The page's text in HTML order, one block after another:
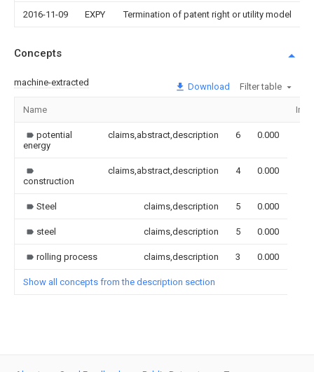
2016-11-09 EXPY Termination of patent right or utility model
Concepts
machine-extracted Download Filter table
Name
potential
energy
claims,abstract,description 6 0.000
construction
claims,abstract,description 4 0.000
Steel claims,description 5 0.000
steel claims,description 5 0.000
rolling process claims,description 3 0.000
Show all concepts from the description section